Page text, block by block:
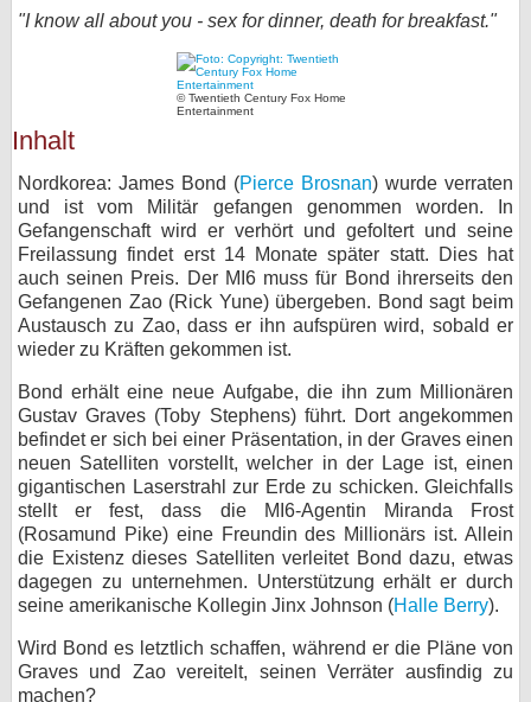
"I know all about you - sex for dinner, death for breakfast."
© Twentieth Century Fox Home
Entertainment
Inhalt
Nordkorea: James Bond (Pierce Brosnan) wurde verraten
und ist vom Militär gefangen genommen worden. In
Gefangenschaft wird er verhört und gefoltert und seine
Freilassung findet erst 14 Monate später statt. Dies hat
auch seinen Preis. Der MI6 muss für Bond ihrerseits den
Gefangenen Zao (Rick Yune) übergeben. Bond sagt beim
Austausch zu Zao, dass er ihn aufspüren wird, sobald er
wieder zu Kräften gekommen ist.
Bond erhält eine neue Aufgabe, die ihn zum Millionären
Gustav Graves (Toby Stephens) führt. Dort angekommen
befindet er sich bei einer Präsentation, in der Graves einen
neuen Satelliten vorstellt, welcher in der Lage ist, einen
gigantischen Laserstrahl zur Erde zu schicken. Gleichfalls
stellt er fest, dass die MI6-Agentin Miranda Frost
(Rosamund Pike) eine Freundin des Millionärs ist. Allein
die Existenz dieses Satelliten verleitet Bond dazu, etwas
dagegen zu unternehmen. Unterstützung erhält er durch
seine amerikanische Kollegin Jinx Johnson (Halle Berry).
Wird Bond es letztlich schaffen, während er die Pläne von
Graves und Zao vereitelt, seinen Verräter ausfindig zu
machen?
bei X
bei Facebook
Nutzungsbedingungen
Datenschutz
Cookie-Einstellungen
Desktop-Ansicht
myFanbase